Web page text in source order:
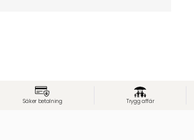
Säker betalning Trygg affär